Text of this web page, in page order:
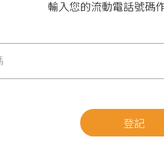
輸入您的流動電話號碼
登記